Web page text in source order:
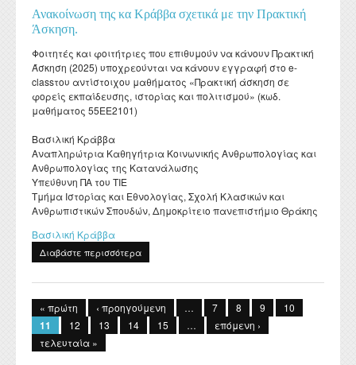
Ανακοίνωση της κα Κράββα σχετικά με την Πρακτική
Άσκηση.
Φοιτητές και φοιτήτριες που επιθυμούν να κάνουν Πρακτική
Άσκηση (2025) υποχρεούνται να κάνουν εγγραφή στο e-
classτου αντίστοιχου μαθήματος «Πρακτική άσκηση σε
φορείς εκπαίδευσης, ιστορίας και πολιτισμού» (κωδ.
μαθήματος 55ΕΕ2101)
Βασιλική Κράββα
Αναπληρώτρια Καθηγήτρια Κοινωνικής Ανθρωπολογίας και
Ανθρωπολογίας της Κατανάλωσης
Υπεύθυνη ΠΑ του ΤΙΕ
Τμήμα Ιστορίας και Εθνολογίας, Σχολή Κλασικών και
Ανθρωπιστικών Σπουδών, Δημοκρίτειο πανεπιστήμιο Θράκης
Βασιλική Κράββα
Διαβάστε περισσότερα
« πρώτη ‹ προηγούμενη … 7 8 9 10
11 12 13 14 15 …
επόμενη ›
τελευταία »